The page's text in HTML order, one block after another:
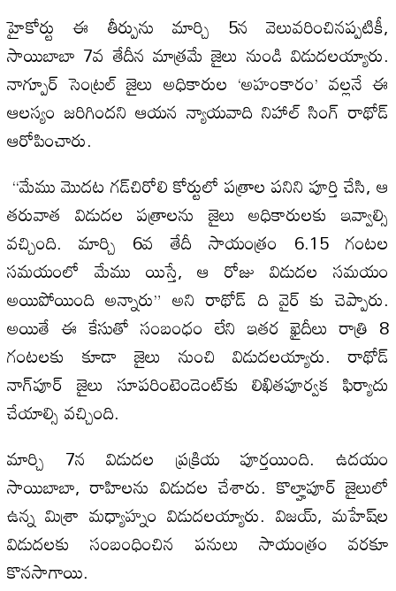
హైకోర్టు ఈ తీర్పును మార్చి 5న వెలువరించినప్పటికీ,
సాయిబాబా 7వ తేదీన మాత్రమే జైలు నుండి విడుదలయ్యారు.
నాగ్పూర్ సెంట్రల్ జైలు అధికారుల ‘అహంకారం’ వల్లనే ఈ
ఆలస్యం జరిగిందని ఆయన న్యాయవాది నిహాల్ సింగ్ రాథోడ్
ఆరోపించారు.
“మేము మొదట గడ్‌చిరోలి కోర్టులో పత్రాల పనిని పూర్తి చేసి, ఆ
తరువాత విడుదల పత్రాలను జైలు అధికారులకు ఇవ్వాల్సి
వచ్చింది. మార్చి 6వ తేదీ సాయంత్రం 6.15 గంటల
సమయంలో మేము యిస్తే, ఆ రోజు విడుదల సమయం
అయిపోయింది అన్నారు” అని రాథోడ్ ది వైర్ కు చెప్పారు.
అయితే ఈ కేసుతో సంబంధం లేని ఇతర ఖైదీలు రాత్రి 8
గంటలకు కూడా జైలు నుంచి విడుదలయ్యారు. రాథోడ్
నాగ్‌పూర్ జైలు సూపరింటెండెంట్‌కు లిఖితపూర్వక ఫిర్యాదు
చేయాల్సి వచ్చింది.
మార్చి 7న విడుదల ప్రక్రియ పూర్తయింది. ఉదయం
సాయిబాబా, రాహిలను విడుదల చేశారు. కొల్హాపూర్ జైలులో
ఉన్న మిశ్రా మధ్యాహ్నం విడుదలయ్యారు. విజయ్, మహేష్‌ల
విడుదలకు సంబంధించిన పనులు సాయంత్రం వరకూ
కొనసాగాయి.